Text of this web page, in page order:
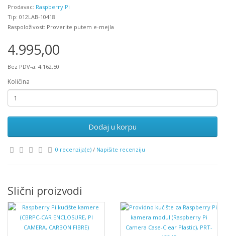
Prodavac: Raspberry Pi
Tip: 012LAB-10418
Raspoloživost: Proverite putem e-mejla
4.995,00
Bez PDV-a: 4.162,50
Količina
Dodaj u korpu
0 recenzija(e) / Napišite recenziju
Slični proizvodi